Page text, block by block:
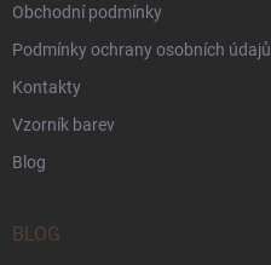
Obchodní podmínky
Podmínky ochrany osobních údajů
Kontakty
Vzorník barev
Blog
BLOG